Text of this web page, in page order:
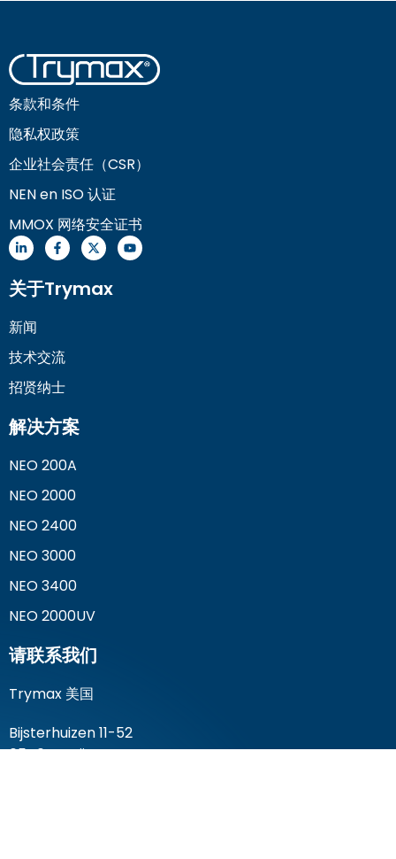
条款和条件
隐私权政策
企业社会责任（CSR）
NEN en ISO 认证
MMOX 网络安全证书
关于Trymax
新闻
技术交流
招贤纳士
解决方案
NEO 200A
NEO 2000
NEO 2400
NEO 3000
NEO 3400
NEO 2000UV
请联系我们
Trymax 美国
Bijsterhuizen 11-52
6546 AS Nijmegen